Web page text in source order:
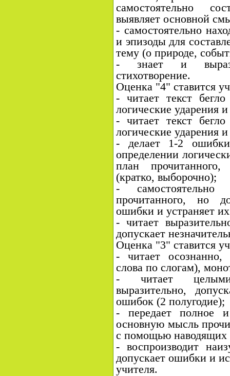
самостоятельно
выявляет основной
- самостоятельно
и эпизоды для
тему (о природе,
- знает и
стихотворение.
Оценка "4" ставится
- читает текст
логические ударения
- читает текст
логические ударения
- делает 1-2
определении
план прочитанного,
(кратко, выборочно);
-
прочитанного, но
ошибки и устраняет
- читает
допускает
Оценка "3" ставится
- читает
слова по слогам),
- читает целыми
выразительно,
ошибок (2 полугодие);
- передает полное и
основную мысль
с помощью наводящих
- воспроизводит
допускает ошибки и
учителя.